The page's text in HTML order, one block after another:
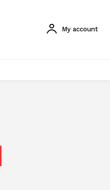
My account